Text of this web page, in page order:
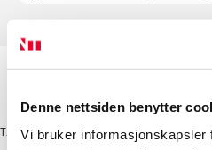
Denne nettsiden benytter
Vi bruker informasjonskapsler
TAKSTINGENIØR